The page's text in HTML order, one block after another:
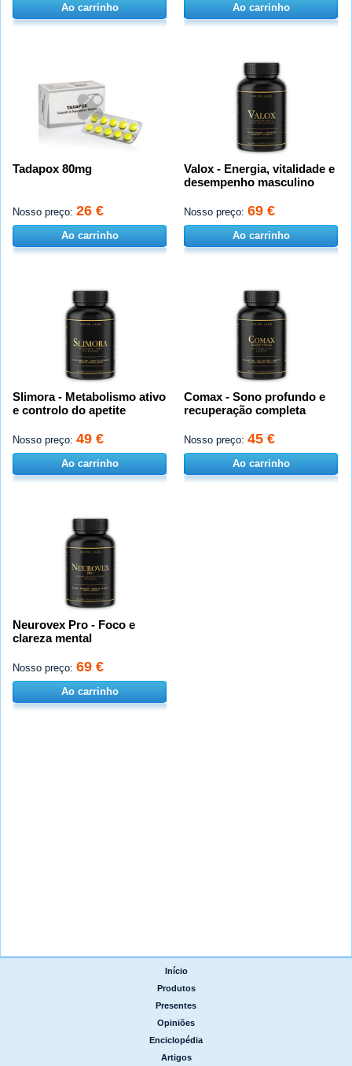
Ao carrinho Ao carrinho
Tadapox 80mg
Nosso preço: 26 €
Ao carrinho
Valox - Energia, vitalidade e
desempenho masculino
Nosso preço: 69 €
Ao carrinho
Slimora - Metabolismo ativo
e controlo do apetite
Nosso preço: 49 €
Ao carrinho
Comax - Sono profundo e
recuperação completa
Nosso preço: 45 €
Ao carrinho
Neurovex Pro - Foco e
clareza mental
Nosso preço: 69 €
Ao carrinho
Início
Produtos
Presentes
Opiniões
Enciclopédia
Artigos